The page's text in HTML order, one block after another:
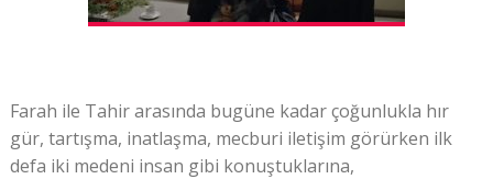
Farah ile Tahir arasında bugüne kadar çoğunlukla hır
gür, tartışma, inatlaşma, mecburi iletişim görürken ilk
defa iki medeni insan gibi konuştuklarına,